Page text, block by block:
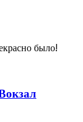
было!